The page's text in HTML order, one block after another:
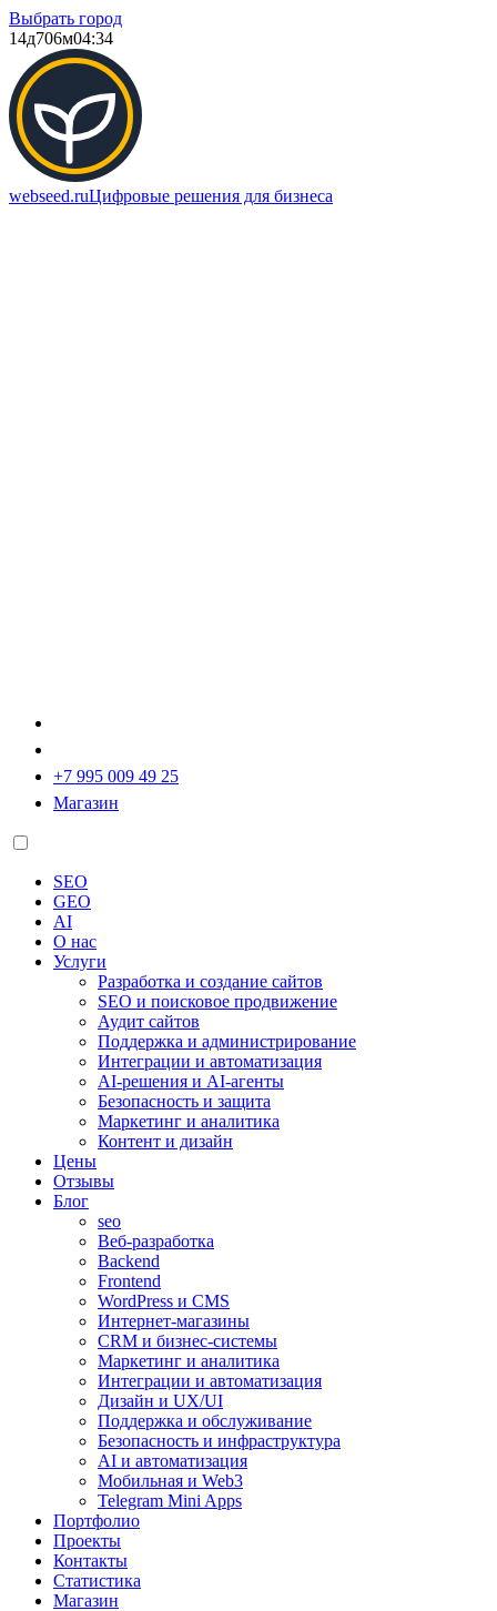
Выбрать город
14д706м04:34
webseed.ruЦифровые решения для бизнеса
+7 995 009 49 25
Магазин
SEO
GEO
AI
О нас
Услуги
Разработка и создание сайтов
SEO и поисковое продвижение
Аудит сайтов
Поддержка и администрирование
Интеграции и автоматизация
AI-решения и AI-агенты
Безопасность и защита
Маркетинг и аналитика
Контент и дизайн
Цены
Отзывы
Блог
seo
Веб-разработка
Backend
Frontend
WordPress и CMS
Интернет-магазины
CRM и бизнес-системы
Маркетинг и аналитика
Интеграции и автоматизация
Дизайн и UX/UI
Поддержка и обслуживание
Безопасность и инфраструктура
AI и автоматизация
Мобильная и Web3
Telegram Mini Apps
Портфолио
Проекты
Контакты
Статистика
Магазин